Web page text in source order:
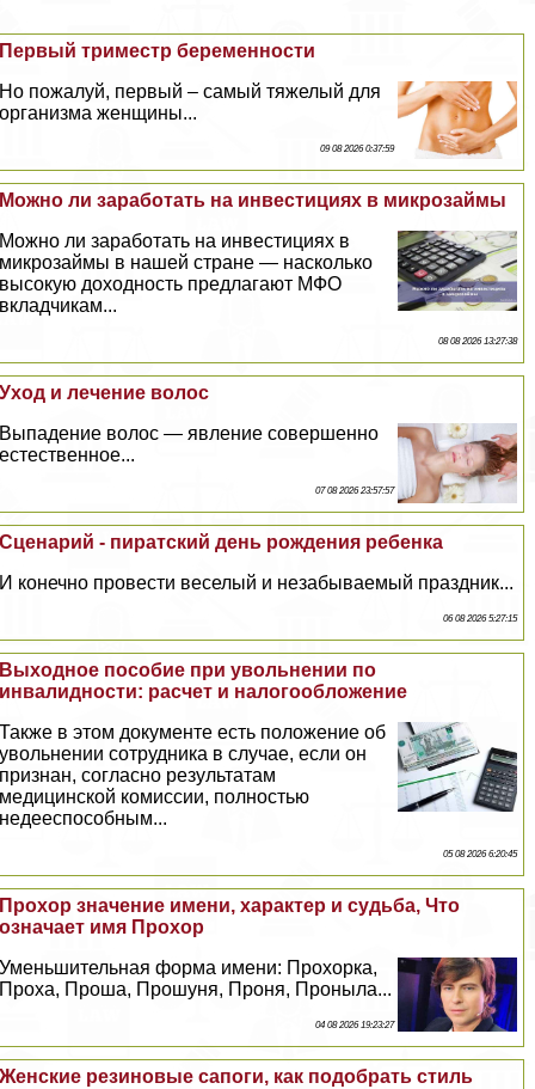
Первый триместр беременности
Но пожалуй, первый – самый тяжелый для
организма женщины...
09 08 2026 0:37:59
Можно ли заработать на инвестициях в микрозаймы
Можно ли заработать на инвестициях в
микрозаймы в нашей стране — насколько
высокую доходность предлагают МФО
вкладчикам...
08 08 2026 13:27:38
Уход и лечение волос
Выпадение волос — явление совершенно
естественное...
07 08 2026 23:57:57
Сценарий - пиратский день рождения ребенка
И конечно провести веселый и незабываемый праздник...
06 08 2026 5:27:15
Выходное пособие при увольнении по
инвалидности: расчет и налогообложение
Также в этом документе есть положение об
увольнении сотрудника в случае, если он
признан, согласно результатам
медицинской комиссии, полностью
недееспособным...
05 08 2026 6:20:45
Прохор значение имени, хаpaктер и судьба, Что
означает имя Прохор
Уменьшительная форма имени: Прохорка,
Проха, Проша, Прошуня, Проня, Проныла...
04 08 2026 19:23:27
Женские резиновые сапоги, как подобрать стиль